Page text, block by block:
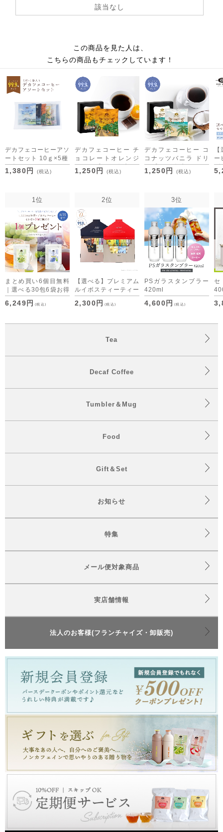
該当なし
この商品を見た人は、
こちらの商品もチェックしています！
デカフェコーヒーアソ
ートセット 10ｇ×5種
[M便 1/1]
1,380円 (税込)
デカフェコーヒー チ
ョコレートオレンジ
ドリップバッグ5包
1,250円 (税込)
デカフェコーヒー コ
コナッツバニラ ドリ
ップバッグ5包
1,250円 (税込)
ー
グ
1位
まとめ買い6個目無料
｜選べる30包6袋お得
セット デカフェコー
ヒーも仲間入り
6,249円 (税込)
2位
【選べる】プレミアム
ルイボスティーティー
バッグ・デカフェコー
ヒー アソート （ON
便 1/1]
2,300円 (税込)
3位
PSガラスタンブラー
420ml
4,600円 (税込)
Tea
Decaf Coffee
Tumbler＆Mug
Food
Gift＆Set
お知らせ
特集
メール便対象商品
実店舗情報
法人のお客様(フランチャイズ・卸販売)